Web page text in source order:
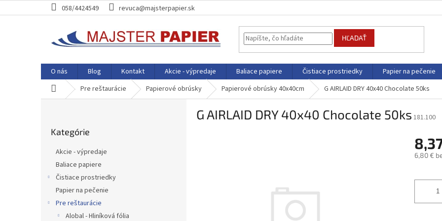
na
058/4424549 revuca@majsterpapier.sk
HĽADAŤ
O nás Blog Kontakt Akcie - výpredaje Baliace papiere Čistiace prostriedky Papier na pečenie
DomovPre reštaurácie Papierové obrúsky Papierové obrúsky 40x40cm G AIRLAID DRY 40x40 Chocolate 50ks
kategórie
Kategórie
Akcie - výpredaje
Baliace papiere
Čistiace prostriedky
Papier na pečenie
Pre reštaurácie
Alobal - Hliníková fólia
G AIRLAID DRY 40x40 Chocolate 50ks 181.100
6,80 €
cena: